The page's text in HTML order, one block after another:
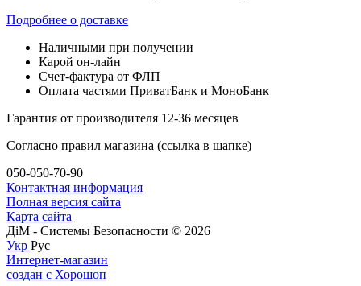
Подробнее о доставке
Наличными при получении
Карой он-лайн
Счет-фактура от ФЛП
Оплата частями ПриватБанк и МоноБанк
Гарантия от производителя 12-36 месяцев
Согласно правил магазина (ссылка в шапке)
050-050-70-90
Контактная информация
Полная версия сайта
Карта сайта
ДіМ - Системы Безопасности © 2026
Укр Рус
Интернет-магазин
создан с Хорошоп